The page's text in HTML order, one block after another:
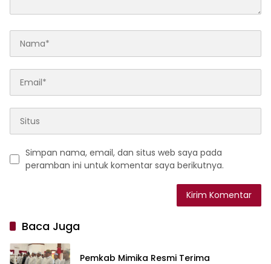
Simpan nama, email, dan situs web saya pada
peramban ini untuk komentar saya berikutnya.
Baca Juga
Pemkab Mimika Resmi Terima